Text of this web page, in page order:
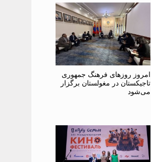
امروز روزهای فرهنگ جمهوری
تاجیکستان در مغولستان برگزار
می‌شود